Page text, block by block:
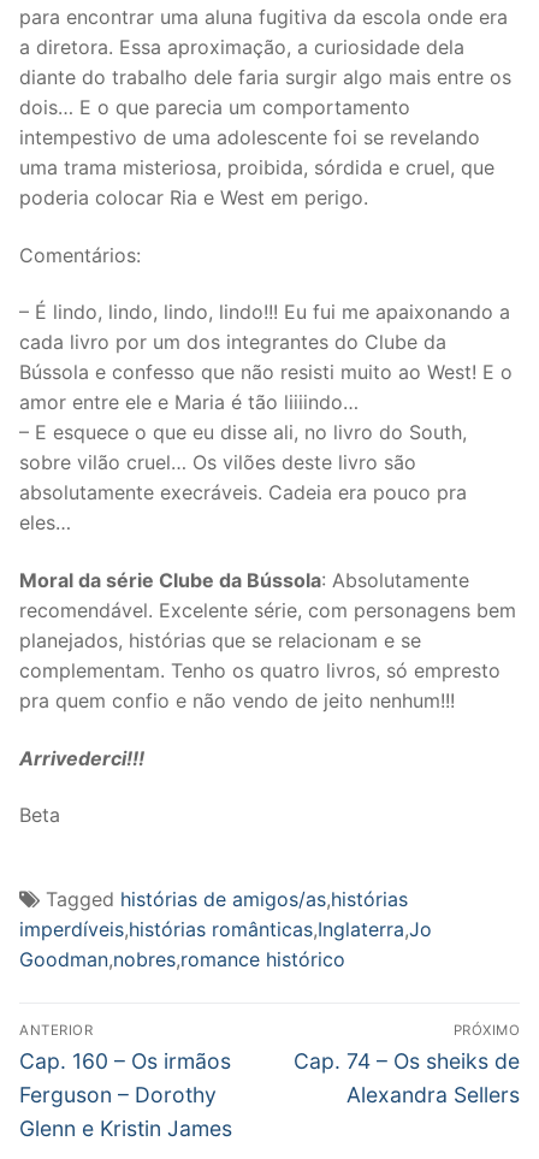
para encontrar uma aluna fugitiva da escola onde era
a diretora. Essa aproximação, a curiosidade dela
diante do trabalho dele faria surgir algo mais entre os
dois… E o que parecia um comportamento
intempestivo de uma adolescente foi se revelando
uma trama misteriosa, proibida, sórdida e cruel, que
poderia colocar Ria e West em perigo.
Comentários:
– É lindo, lindo, lindo, lindo!!! Eu fui me apaixonando a
cada livro por um dos integrantes do Clube da
Bússola e confesso que não resisti muito ao West! E o
amor entre ele e Maria é tão liiiindo…
– E esquece o que eu disse ali, no livro do South,
sobre vilão cruel… Os vilões deste livro são
absolutamente execráveis. Cadeia era pouco pra
eles…
Moral da série Clube da Bússola: Absolutamente
recomendável. Excelente série, com personagens bem
planejados, histórias que se relacionam e se
complementam. Tenho os quatro livros, só empresto
pra quem confio e não vendo de jeito nenhum!!!
Arrivederci!!!
Beta
Tagged histórias de amigos/as,histórias
imperdíveis,histórias românticas,Inglaterra,Jo
Goodman,nobres,romance histórico
Navegação
de
Post
ANTERIOR
Post
anterior:
Cap. 160 – Os irmãos
Ferguson – Dorothy
Glenn e Kristin James
PRÓXIMO
Próximo
Cap. 74 – Os sheiks de
Alexandra Sellers